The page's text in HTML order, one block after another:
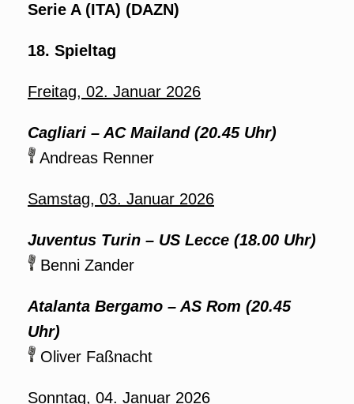
Serie A (ITA) (DAZN)
18. Spieltag
Freitag, 02. Januar 2026
Cagliari – AC Mailand (20.45 Uhr)
Andreas Renner
Samstag, 03. Januar 2026
Juventus Turin – US Lecce (18.00 Uhr)
Benni Zander
Atalanta Bergamo – AS Rom (20.45
Uhr)
Oliver Faßnacht
Sonntag, 04. Januar 2026